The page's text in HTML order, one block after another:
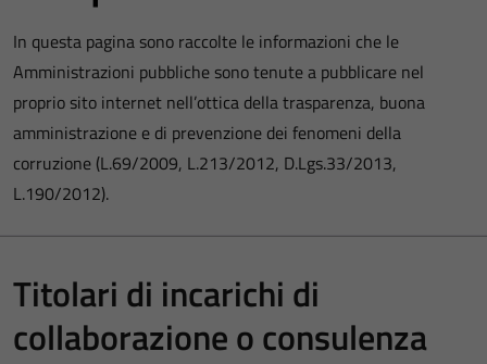
In questa pagina sono raccolte le informazioni che le
Amministrazioni pubbliche sono tenute a pubblicare nel
proprio sito internet nell’ottica della trasparenza, buona
amministrazione e di prevenzione dei fenomeni della
corruzione (L.69/2009, L.213/2012, D.Lgs.33/2013,
L.190/2012).
Titolari di incarichi di
collaborazione o consulenza